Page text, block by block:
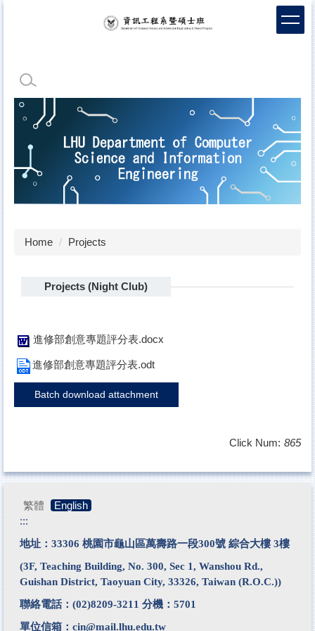
content
block
Home Projects
Projects (Night Club)
進修部創意專題評分表.docx
進修部創意專題評分表.odt
Batch download attachment
Click Num: 865
繁體
English
:::
地址：33306 桃園市龜山區萬壽路一段300號 綜合大樓 3樓
(3F, Teaching Building, No. 300, Sec 1, Wanshou Rd.,
Guishan District, Taoyuan City, 33326, Taiwan (R.O.C.))
聯絡電話： (02)8209-3211 分機：5701
單位信箱： cin@mail.lhu.edu.tw